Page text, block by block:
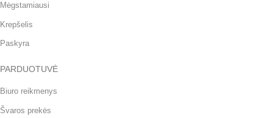
Mėgstamiausi
Krepšelis
Paskyra
PARDUOTUVĖ
Biuro reikmenys
Švaros prekės